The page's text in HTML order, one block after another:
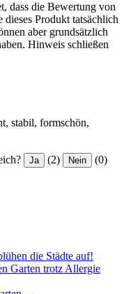
dass die Bewertung von
Produkt tatsächlich
aber grundsätzlich
Hinweis schließen
stabil, formschön,
Ja (2) Nein (0)
die Städte auf!
Garten trotz Allergie